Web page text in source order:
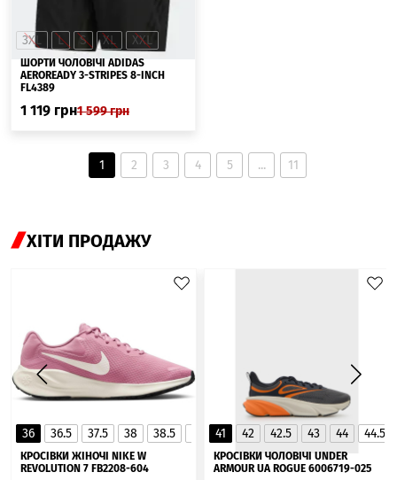
3XL L S XL XXL
ШОРТИ ЧОЛОВІЧІ ADIDAS
AEROREADY 3-STRIPES 8-INCH
FL4389
1 119 грн1 599грн
1 2 3 4 5 ... 11
ХІТИ ПРОДАЖУ
36 36.5 37.5 38 38.5 40 40.5
41
▲
КРОСІВКИ ЖІНОЧІ NIKE W
REVOLUTION 7 FB2208-604
41 42 42.5 43 44 44.5
КРОСІВКИ ЧОЛОВІЧІ UNDER
ARMOUR UA ROGUE 6006719-025